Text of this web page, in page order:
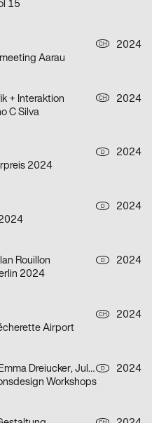
15
CH
2024
Aarau
+ Interaktion CH
2024
C Silva
D
2024
2024
D
2024
Rouillon D
2024
2024
CH
2024
Airport
Kathleen Bäcker, Emma Dreiucker, Julius Geyer, Max Reichert D
2024
Workshops